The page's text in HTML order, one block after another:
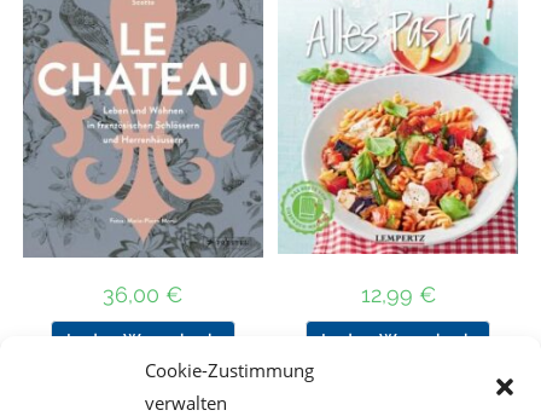
Cookie-Zustimmung
verwalten
36,00 €
In den Warenkorb
12,99 €
In den Warenkorb